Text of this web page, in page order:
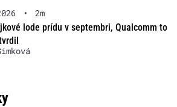
•
2m
lode prídu v septembri, Qualcomm to